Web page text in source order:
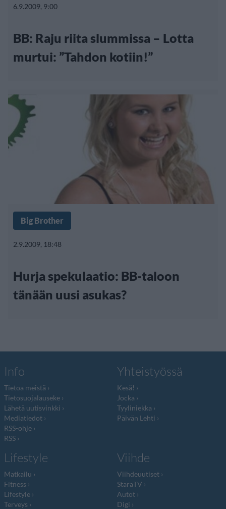
6.9.2009, 9:00
BB: Raju riita slummissa – Lotta
murtui: ”Tahdon kotiin!”
Big Brother
2.9.2009, 18:48
Hurja spekulaatio: BB-taloon
tänään uusi asukas?
Info
Tietoa meistä
Tietosuojalauseke
Lähetä uutisvinkki
Mediatiedot
RSS-ohje
RSS
Yhteistyössä
Kesä!
Jocka
Tyyliniekka
Päivän Lehti
Lifestyle
Matkailu
Fitness
Lifestyle
Terveys
Viihde
Viihdeuutiset
StaraTV
Autot
Digi